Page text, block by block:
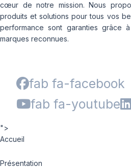
cœur de notre mission. Nous
produits et solutions pour tous vos
performance sont garanties grâce
marques reconnues.
fab fa-facebook
fab fa-youtube
">
Accueil
Présentation